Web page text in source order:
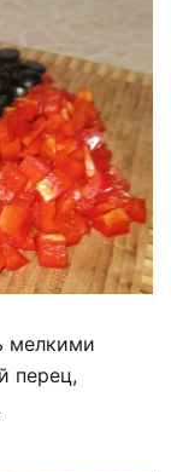
мелкими
перец,